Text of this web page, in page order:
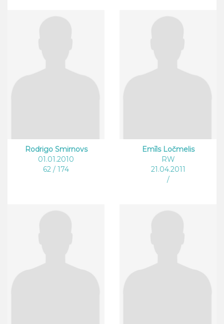
Rodrigo Smirnovs
01.01.2010
62 / 174
Emīls Ločmelis
RW
21.04.2011
/